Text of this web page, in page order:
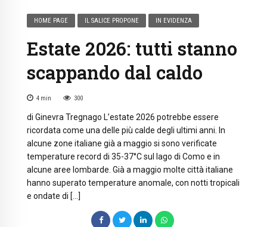
HOME PAGE IL SALICE PROPONE IN EVIDENZA
Estate 2026: tutti stanno
scappando dal caldo
4 min 300
di Ginevra Tregnago L’estate 2026 potrebbe essere
ricordata come una delle più calde degli ultimi anni. In
alcune zone italiane già a maggio si sono verificate
temperature record di 35-37°C sul lago di Como e in
alcune aree lombarde. Già a maggio molte città italiane
hanno superato temperature anomale, con notti tropicali
e ondate di […]